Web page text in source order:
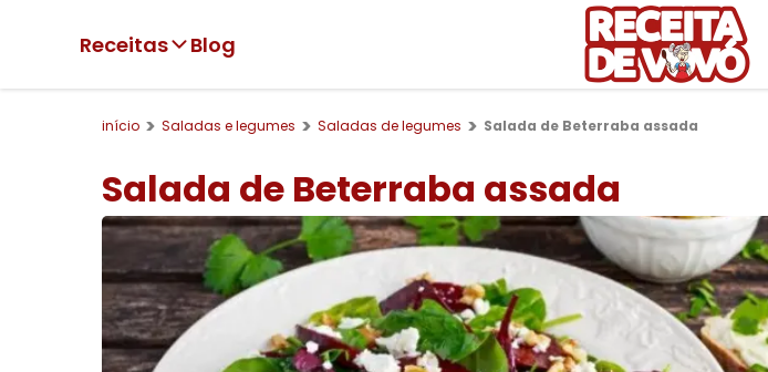
Receitas Blog
início Saladas e legumes Saladas de legumes Salada de Beterraba assada
Salada de Beterraba assada